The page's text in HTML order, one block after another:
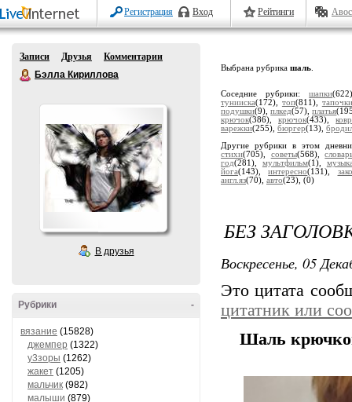
Регистрация Вход Рейтинги
Записи Друзья
Комментарии
Бэлла Кириллова
В друзья
-
Рубрики
вязание (15828)
джемпер (1322)
у3зоры (1262)
жакет (1205)
мальчик (982)
малыши (879)
Выбрана рубрика шаль
Соседние рубрики:шапки
тунииска(172), топ(811), тапочки
подушки(9),плкед(57),платья
крючок(386),крючок(433),
варежки(255), бюргер(13),
Другие рубрики в этом
стихи(705), советы(568),
год(281), мультфильм(1),
йога(143),интересно(131),
англ.яз(70), авто(23), (0)
БЕЗ
Воскресенье, 05
Это цитата
цитатник или
Шаль